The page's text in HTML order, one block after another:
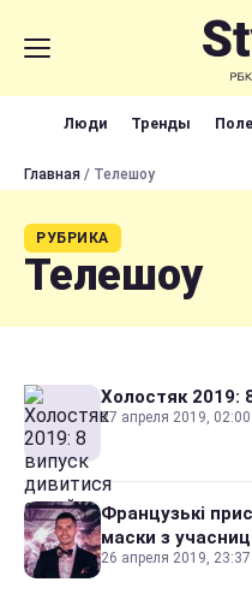
Люди Тренды
Главная / Телешоу
РУБРИКА
Телешоу
Холостяк 2019:
27 апреля 2019, 02:00
Французькі
маски з
26 апреля 2019, 23:37